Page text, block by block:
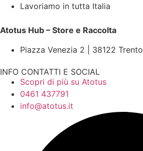
Lavoriamo in tutta Italia
Atotus Hub – Store e Raccolta
Piazza Venezia 2 | 38122 Trento
INFO CONTATTI E SOCIAL
Scopri di più su Atotus
0461 437791
info@atotus.it